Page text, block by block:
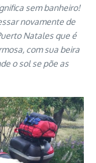
sem banheiro!
novamente de
Natales que é
com sua beira
o sol se põe as